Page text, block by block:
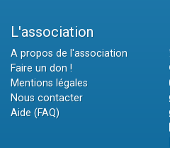
L'association
A propos de l'association
Faire un don !
Mentions légales
Nous contacter
Aide (FAQ)